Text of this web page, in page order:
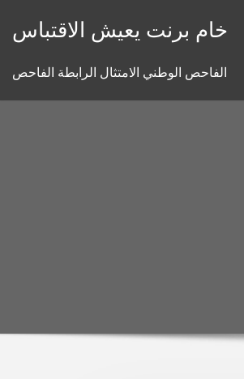
خام برنت يعيش الاقتباس
الفاحص الوطني الامتثال الرابطة الفاحص